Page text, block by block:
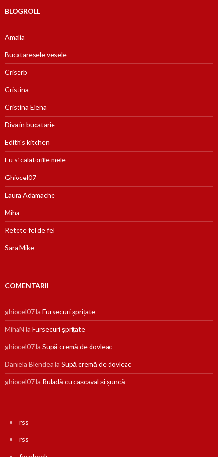
BLOGROLL
Amalia
Bucataresele vesele
Criserb
Cristina
Cristina Elena
Diva in bucatarie
Edith's kitchen
Eu si calatoriile mele
Ghiocel07
Laura Adamache
Miha
Retete fel de fel
Sara Mike
COMENTARII
ghiocel07la Fursecuri șprițate
MihaN la Fursecuri șprițate
ghiocel07la Supă cremă de dovleac
Daniela Blendea la Supă cremă de dovleac
ghiocel07la Ruladă cu cașcaval și șuncă
rss
rss